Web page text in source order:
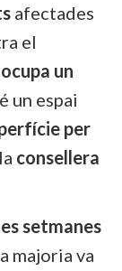
afectades
el
ocupa un
un espai
per
consellera
setmanes
majoria va